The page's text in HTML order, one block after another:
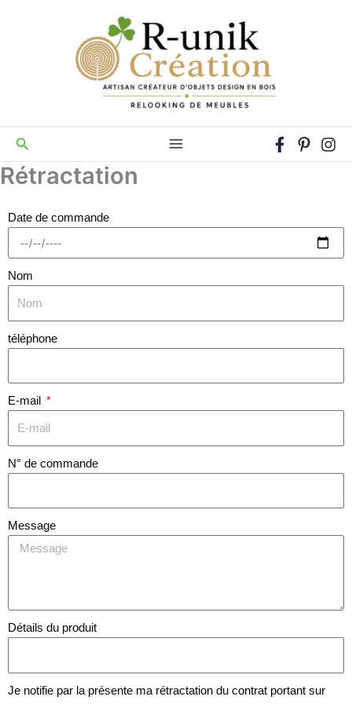
Rechercher
Rétractation
Date de commande
Nom
téléphone
E-mail
N° de commande
Message
Détails du produit
Je notifie par la présente ma rétractation du contrat portant sur